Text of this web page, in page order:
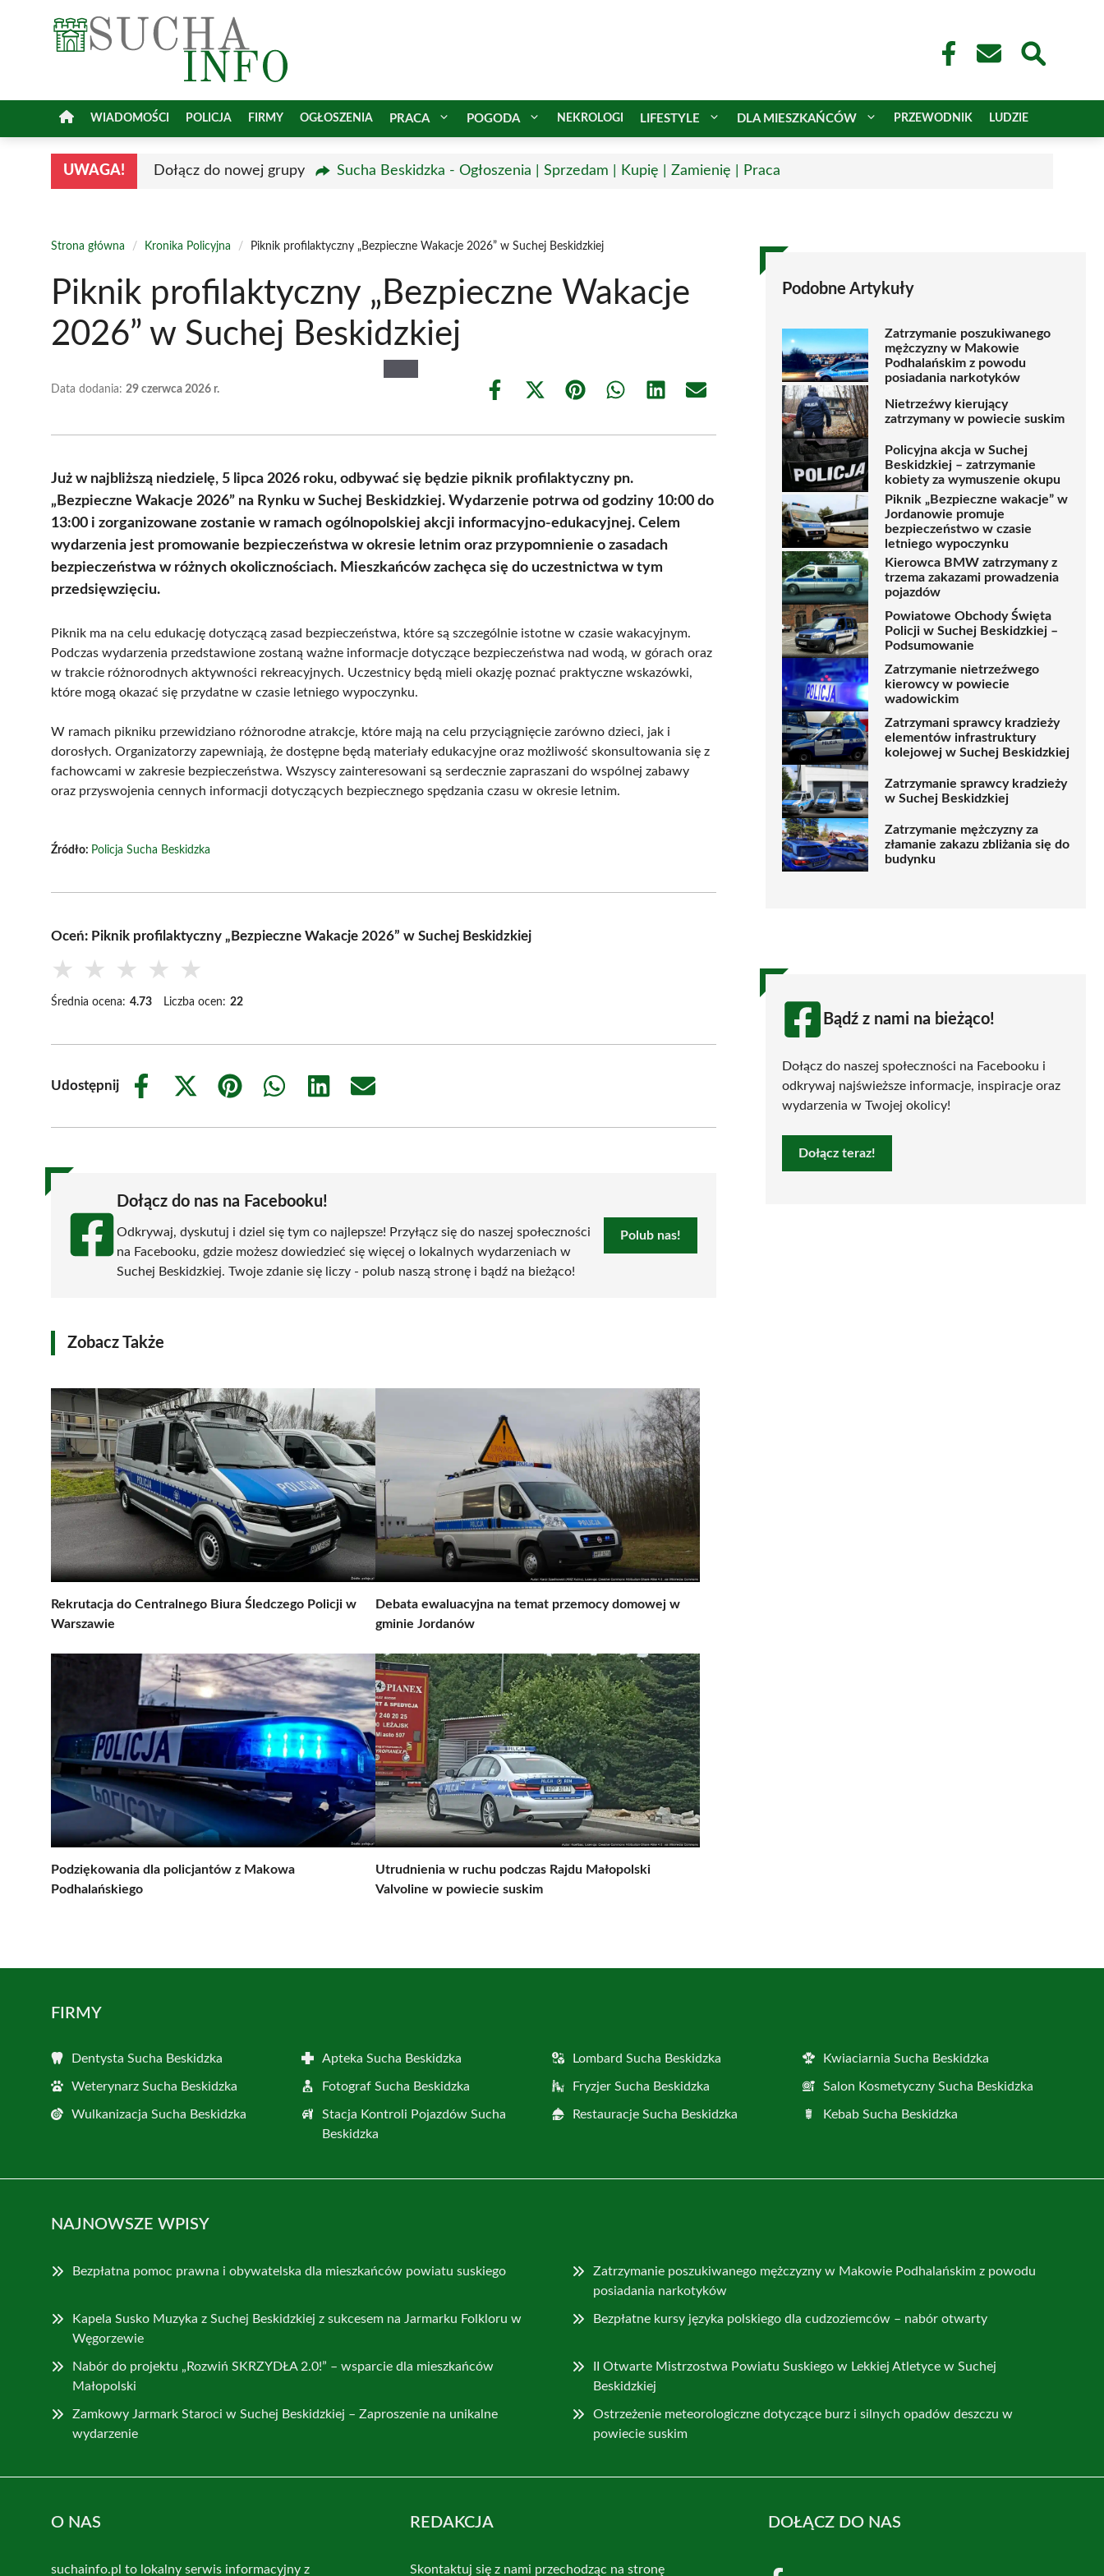
WIADOMOŚCI POLICJA FIRMY OGŁOSZENIA PRACA POGODA NEKROLOGI LIFESTYLE DLA MIESZKAŃCÓW PRZEWODNIK LUDZIE
UWAGA! Dołącz do nowej grupy Sucha Beskidzka - Ogłoszenia | Sprzedam | Kupię | Zamienię | Praca
Strona główna / Kronika Policyjna / Piknik profilaktyczny „Bezpieczne Wakacje 2026” w Suchej Beskidzkiej
Piknik profilaktyczny „Bezpieczne Wakacje
2026” w Suchej Beskidzkiej
Data dodania: 29 czerwca 2026 r.
Share
Share
(Twitter)
Share Share Share Share
Już w najbliższą niedzielę, 5 lipca 2026 roku, odbywać się będzie piknik profilaktyczny pn.
„Bezpieczne Wakacje 2026” na Rynku w Suchej Beskidzkiej. Wydarzenie potrwa od godziny 10:00 do
13:00 i zorganizowane zostanie w ramach ogólnopolskiej akcji informacyjno-edukacyjnej. Celem
wydarzenia jest promowanie bezpieczeństwa w okresie letnim oraz przypomnienie o zasadach
bezpieczeństwa w różnych okolicznościach. Mieszkańców zachęca się do uczestnictwa w tym
przedsięwzięciu.
Piknik ma na celu edukację dotyczącą zasad bezpieczeństwa, które są szczególnie istotne w czasie wakacyjnym.
Podczas wydarzenia przedstawione zostaną ważne informacje dotyczące bezpieczeństwa nad wodą, w górach oraz
w trakcie różnorodnych aktywności rekreacyjnych. Uczestnicy będą mieli okazję poznać praktyczne wskazówki,
które mogą okazać się przydatne w czasie letniego wypoczynku.
W ramach pikniku przewidziano różnorodne atrakcje, które mają na celu przyciągnięcie zarówno dzieci, jak i
dorosłych. Organizatorzy zapewniają, że dostępne będą materiały edukacyjne oraz możliwość skonsultowania się z
fachowcami w zakresie bezpieczeństwa. Wszyscy zainteresowani są serdecznie zapraszani do wspólnej zabawy
oraz przyswojenia cennych informacji dotyczących bezpiecznego spędzania czasu w okresie letnim.
Źródło: Policja Sucha Beskidzka
Oceń: Piknik profilaktyczny „Bezpieczne Wakacje 2026” w Suchej Beskidzkiej
★ ★ ★ ★ ★
Średnia ocena: 4.73 Liczba ocen: 22
Udostępnij
Share
Share
(Twitter)
Share
Share
Share
Share
Dołącz do nas na Facebooku!
Odkrywaj, dyskutuj i dziel się tym co najlepsze! Przyłącz się do naszej społeczności
na Facebooku, gdzie możesz dowiedzieć się więcej o lokalnych wydarzeniach w
Suchej Beskidzkiej. Twoje zdanie się liczy - polub naszą stronę i bądź na bieżąco!
Polub nas!
Zobacz Także
Rekrutacja do Centralnego Biura Śledczego Policji w
Warszawie
Debata ewaluacyjna na temat przemocy domowej w
gminie Jordanów
Podziękowania dla policjantów z Makowa
Podhalańskiego
Utrudnienia w ruchu podczas Rajdu Małopolski
Valvoline w powiecie suskim
Podobne Artykuły
Zatrzymanie poszukiwanego
mężczyzny w Makowie
Podhalańskim z powodu
posiadania narkotyków
Nietrzeźwy kierujący
zatrzymany w powiecie suskim
Policyjna akcja w Suchej
Beskidzkiej – zatrzymanie
kobiety za wymuszenie okupu
Piknik „Bezpieczne wakacje” w
Jordanowie promuje
bezpieczeństwo w czasie
letniego wypoczynku
Kierowca BMW zatrzymany z
trzema zakazami prowadzenia
pojazdów
Powiatowe Obchody Święta
Policji w Suchej Beskidzkiej –
Podsumowanie
Zatrzymanie nietrzeźwego
kierowcy w powiecie
wadowickim
Zatrzymani sprawcy kradzieży
elementów infrastruktury
kolejowej w Suchej Beskidzkiej
Zatrzymanie sprawcy kradzieży
w Suchej Beskidzkiej
Zatrzymanie mężczyzny za
złamanie zakazu zbliżania się do
budynku
Bądź z nami na bieżąco!
Dołącz do naszej społeczności na Facebooku i
odkrywaj najświeższe informacje, inspiracje oraz
wydarzenia w Twojej okolicy!
Dołącz teraz!
FIRMY
Dentysta Sucha Beskidzka Apteka Sucha Beskidzka Lombard Sucha Beskidzka Kwiaciarnia Sucha Beskidzka
Weterynarz Sucha Beskidzka Fotograf Sucha Beskidzka Fryzjer Sucha Beskidzka Salon Kosmetyczny Sucha Beskidzka
Wulkanizacja Sucha Beskidzka
Stacja Kontroli Pojazdów Sucha
Beskidzka
Restauracje Sucha Beskidzka Kebab Sucha Beskidzka
NAJNOWSZE WPISY
Bezpłatna pomoc prawna i obywatelska dla mieszkańców powiatu suskiego
Zatrzymanie poszukiwanego mężczyzny w Makowie Podhalańskim z powodu
posiadania narkotyków
Kapela Susko Muzyka z Suchej Beskidzkiej z sukcesem na Jarmarku Folkloru w
Węgorzewie
Bezpłatne kursy języka polskiego dla cudzoziemców – nabór otwarty
Nabór do projektu „Rozwiń SKRZYDŁA 2.0!” – wsparcie dla mieszkańców
Małopolski
II Otwarte Mistrzostwa Powiatu Suskiego w Lekkiej Atletyce w Suchej
Beskidzkiej
Zamkowy Jarmark Staroci w Suchej Beskidzkiej – Zaproszenie na unikalne
wydarzenie
Ostrzeżenie meteorologiczne dotyczące burz i silnych opadów deszczu w
powiecie suskim
O NAS
suchainfo.pl to lokalny serwis informacyjny z
REDAKCJA
Skontaktuj się z nami przechodząc na stronę
DOŁĄCZ DO NAS